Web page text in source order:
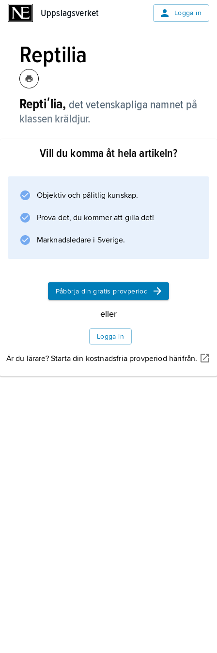
Uppslagsverket Logga in
Reptilia
Reptiʹlia, det vetenskapliga namnet på
klassen kräldjur.
Vill du komma åt hela artikeln?
Objektiv och pålitlig kunskap.
Prova det, du kommer att gilla det!
Marknadsledare i Sverige.
Påbörja din gratis provperiod
eller
Logga in
Är du lärare? Starta din kostnadsfria provperiod härifrån.